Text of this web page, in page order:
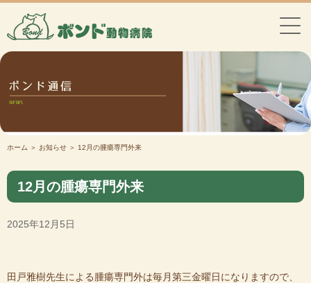
ホーム ＞ お知らせ ＞ 12月の腫瘍専門外来
12月の腫瘍専門外来
2025年12月5日
田戸雅樹先生による腫瘍専門外は毎月第三金曜日になりますので、